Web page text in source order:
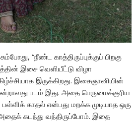
“நீண்ட காத்திருப்புக்குப் பிறகு
இசை வெளியீட்டு விழா
இருக்கிறது. இசைஞானியின்
படம் இது. அதை பெருமைக்குரிய
காதல் என்பது மறக்க முடியாத ஒரு
கடந்து வந்திருப்போம். இதை